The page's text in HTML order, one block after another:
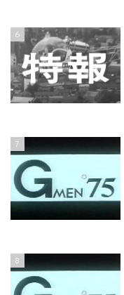
6
7
8